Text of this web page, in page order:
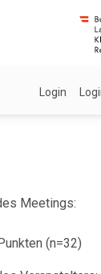
Login
Meetings:
(n=32)